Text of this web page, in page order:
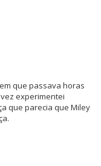
que passava horas
experimentei
que parecia que Miley